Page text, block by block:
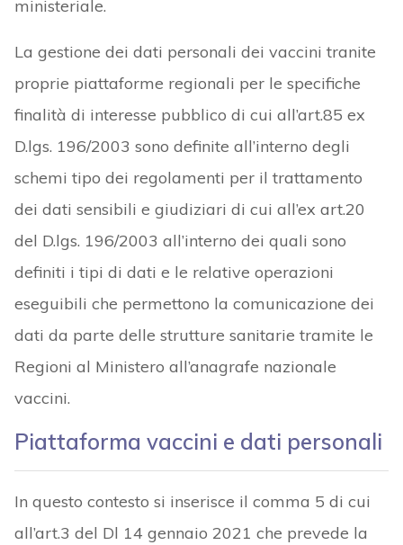
ministeriale.
La gestione dei dati personali dei vaccini tranite
proprie piattaforme regionali per le specifiche
finalità di interesse pubblico di cui all’art.85 ex
D.lgs. 196/2003 sono definite all’interno degli
schemi tipo dei regolamenti per il trattamento
dei dati sensibili e giudiziari di cui all’ex art.20
del D.lgs. 196/2003 all’interno dei quali sono
definiti i tipi di dati e le relative operazioni
eseguibili che permettono la comunicazione dei
dati da parte delle strutture sanitarie tramite le
Regioni al Ministero all’anagrafe nazionale
vaccini.
Piattaforma vaccini e dati personali
In questo contesto si inserisce il comma 5 di cui
all’art.3 del Dl 14 gennaio 2021 che prevede la